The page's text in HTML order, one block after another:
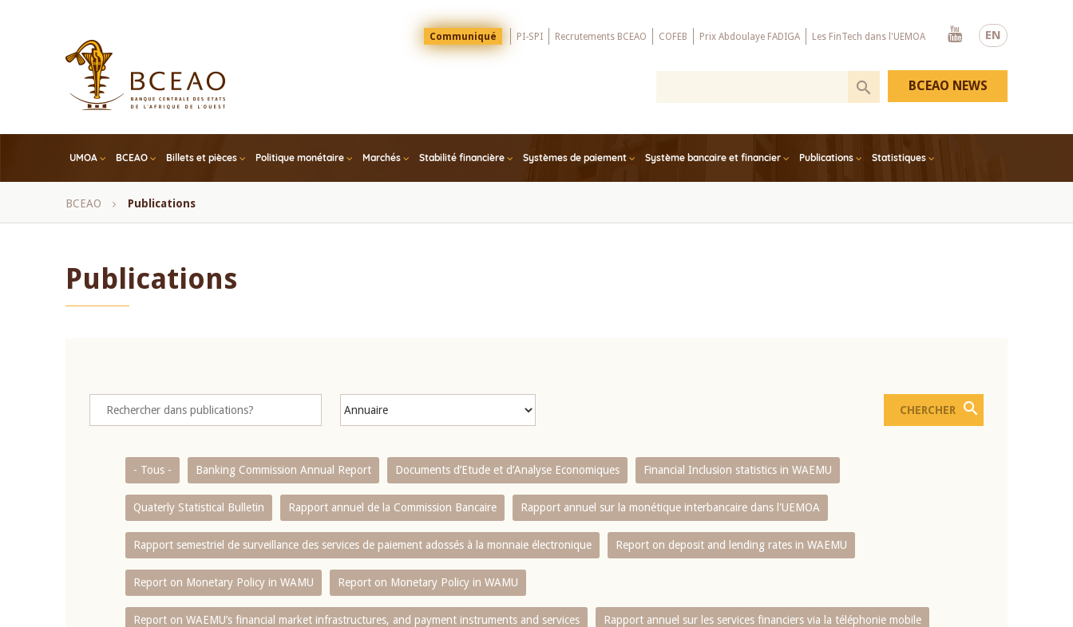
EN
Menu
Top
Communiqué PI-SPI Recrutements BCEAO COFEB Prix Abdoulaye FADIGA Les FinTech dans l'UEMOA
Youtube
UMOA BCEAO Billets et pièces Politique monétaire Marchés Stabilité financière Systèmes de paiement Système bancaire et financier Publications Statistiques
BCEAO NEWS
Fil
BCEAO Publications
Publications
- Tous - Banking Commission Annual Report Documents d’Etude et d’Analyse Economiques Financial Inclusion statistics in WAEMU
Quaterly Statistical Bulletin Rapport annuel de la Commission Bancaire Rapport annuel sur la monétique interbancaire dans l'UEMOA
Rapport semestriel de surveillance des services de paiement adossés à la monnaie électronique Report on deposit and lending rates in WAEMU
Report on Monetary Policy in WAMU Report on Monetary Policy in WAMU
Report on WAEMU’s financial market infrastructures, and payment instruments and services Rapport annuel sur les services financiers via la téléphonie mobile